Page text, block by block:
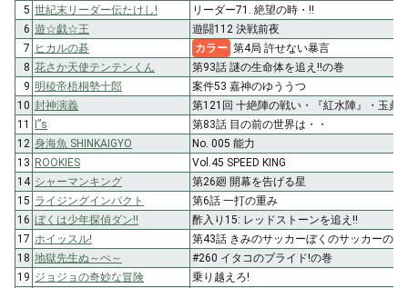
5 世紀末リーダー伝たけし!
リーダー71. 絶望の時・!!
6 遊☆戯☆王
遊闘112 決戦前夜
7 ヒカルの碁 カラー 第4局 許せない暴言
8 花さか天使テンテンくん
第93話 謎の生命体を追え!!の巻
9 明稜帝梧桐勢十郎
案件53 嘉神のゆううつ
10 封神演義
第121回 十絶陣の戦い・『紅水陣』・玉鼎
11 I”s
第83話 目の前の世界は・・
12 身海魚 SHINKAIGYO
No. 005 能力
13 ROOKIES
Vol.45 SPEED KING
14 シャーマンキング
第26廻 開幕を告げる星
15 ライジングインパクト
第6話 一打の重み
16 ぼくは少年探偵ダン!!
酢入り15: レッドストーンを追え!!
17 ホイッスル!
第43話 きみのサッカーぼくのサッカーの巻
18 地獄先生ぬ～べ～
#260 イタコのプライド!の巻
19 ジョジョの奇妙な冒険
乗り越えろ!